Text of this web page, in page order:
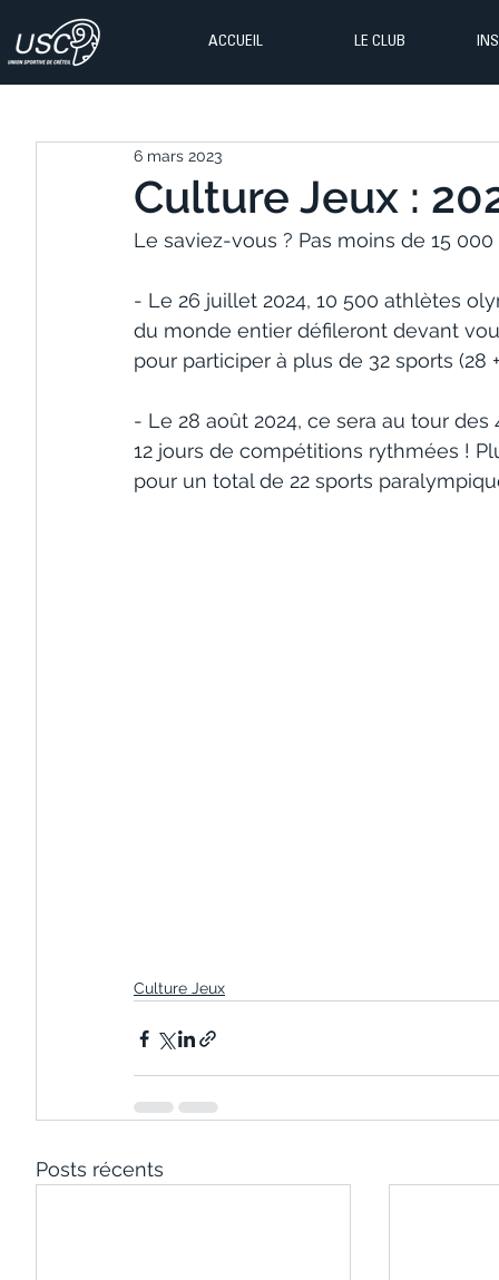
ACCUEIL LE CLUB
Culture Jeux :
6 mars 2023
Le saviez-vous ? Pas moins de 15
- Le 26 juillet 2024, 10 500 athlètes
du monde entier défileront devant
pour participer à plus de 32 sports (28
- Le 28 août 2024, ce sera au tour
12 jours de compétitions rythmées !
pour un total de 22 sports
Culture Jeux
Posts récents